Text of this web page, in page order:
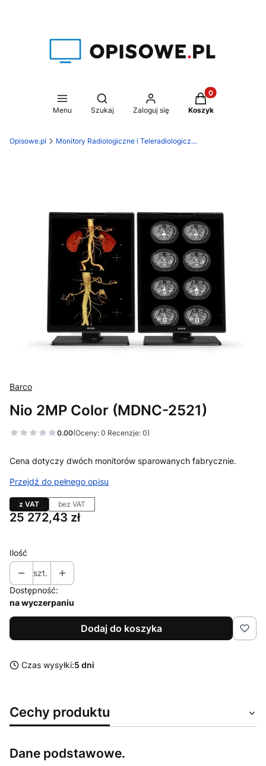
Menu
Otwórz wyszukiwarkę
Szukaj Zaloguj się
Produkty w
Koszyk
Opisowe.pl Monitory Radiologiczne i Teleradiologiczne
Barco
Nio 2MP Color (MDNC-2521)
0.00(Oceny: 0 Recenzje: 0)
Cena dotyczy dwóch monitorów sparowanych fabrycznie.
Przejdź do pełnego opisu
z VAT bez VAT
Cena
25 272,43 zł
Ilość
szt.
Dostępność:
na wyczerpaniu
Dodaj do koszyka
Czas wysyłki:5 dni
Cechy produktu
Dane podstawowe.